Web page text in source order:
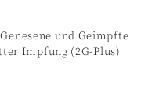
und Geimpfte
Impfung (2G-Plus)